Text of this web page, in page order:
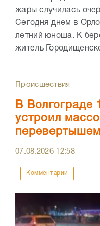
жары случилась
Сегодня днем в
летний юноша. К
житель
Происшествия
В Волгограде
устроил
07.08.2026 12:58
Комментарии